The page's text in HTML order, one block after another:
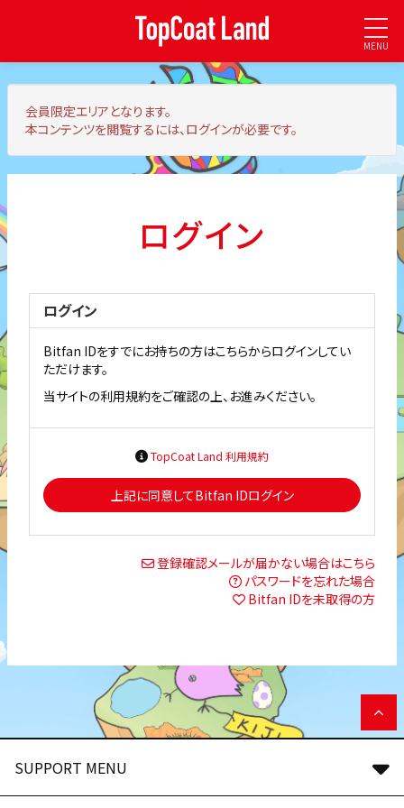
MENU
会員限定エリア となります。
本コンテンツを閲覧するには、ログインが必要です。
ログイン
ログイン
Bitfan IDをすでにお持ちの方はこちらからログインしてい
ただけます。
当サイトの利用規約をご確認の上、お進みください。
TopCoat Land 利用規約
上記に同意してBitfan IDログイン
登録確認メールが届かない場合はこちら
パスワードを忘れた場合
Bitfan IDを未取得の方
SUPPORT MENU